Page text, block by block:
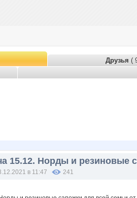
Друзья (
15.12. Норды и резиновые
в 11:47 241